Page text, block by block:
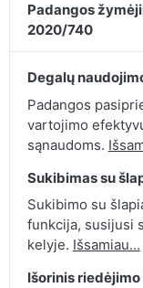
Padangos
2020/740
Degalų
Padangos
vartojimo
sąnaudoms.
Sukibimas su
Sukibimo su
funkcija, susijusi
kelyje. Išsamiau...
Išorinis